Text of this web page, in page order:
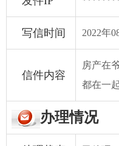
写信时间 2022年
信件内容
房产在
都在一
办理情况